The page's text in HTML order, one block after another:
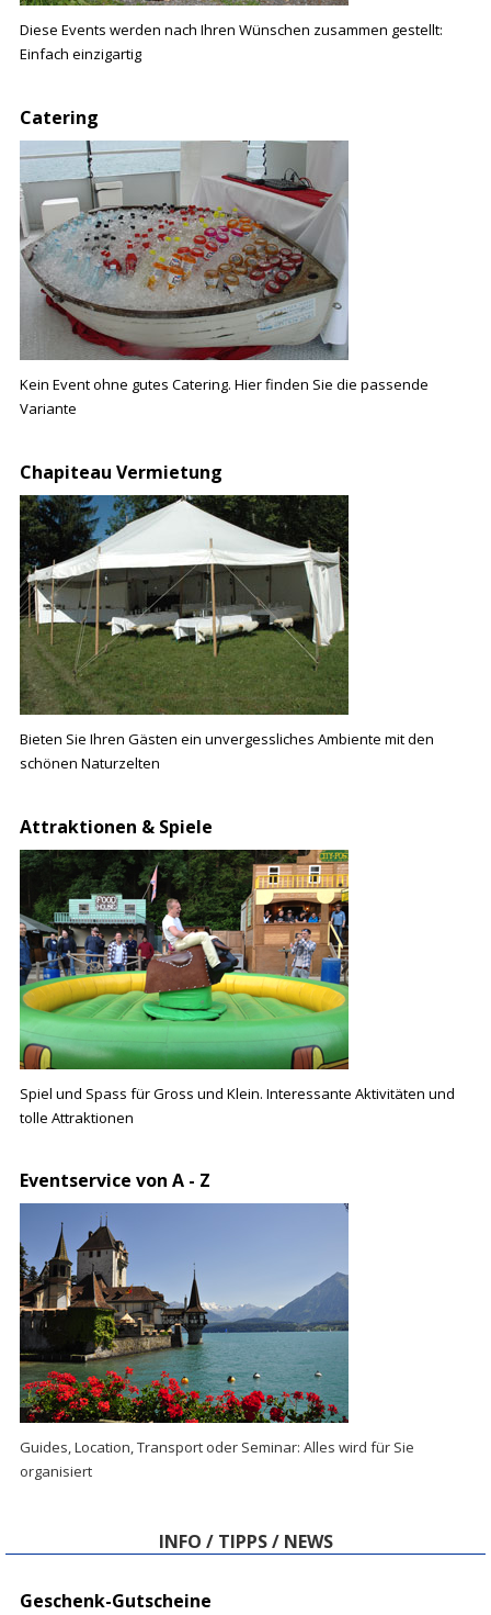
Diese Events werden nach Ihren Wünschen zusammen gestellt:
Einfach einzigartig
Catering
Kein Event ohne gutes Catering. Hier finden Sie die passende
Variante
Chapiteau Vermietung
Bieten Sie Ihren Gästen ein unvergessliches Ambiente mit den
schönen Naturzelten
Attraktionen & Spiele
Spiel und Spass für Gross und Klein. Interessante Aktivitäten und
tolle Attraktionen
Eventservice von A - Z
Guides, Location, Transport oder Seminar: Alles wird für Sie
organisiert
INFO / TIPPS / NEWS
Geschenk-Gutscheine